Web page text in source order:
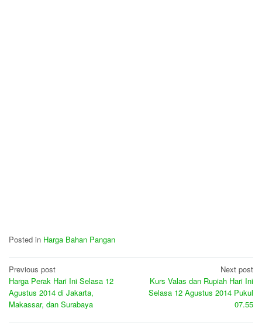
Posted in Harga Bahan Pangan
Post
navigation
Previous post
Harga Perak Hari Ini Selasa 12
Agustus 2014 di Jakarta,
Makassar, dan Surabaya
Next post
Kurs Valas dan Rupiah Hari Ini
Selasa 12 Agustus 2014 Pukul
07.55